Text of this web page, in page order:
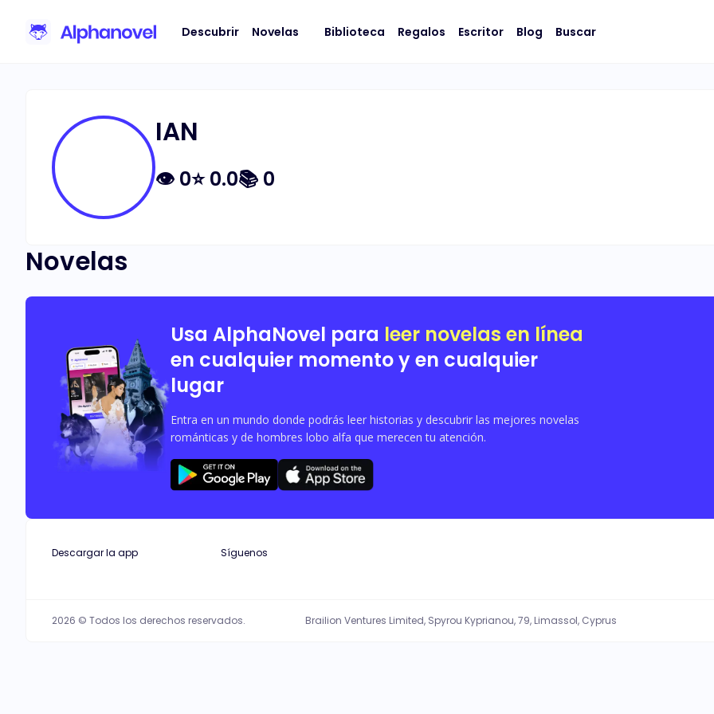
Descubrir Novelas Biblioteca Regalos Escritor Blog Buscar
IAN
👁 0⭐0.0📚 0
Novelas
Usa AlphaNovel para leer novelas en línea
en cualquier momento y en cualquier
lugar
Entra en un mundo donde podrás leer historias y descubrir las mejores novelas
románticas y de hombres lobo alfa que merecen tu atención.
Descargar la app Síguenos
2026 © Todos los derechos reservados. Brailion Ventures Limited, Spyrou Kyprianou, 79, Limassol, Cyprus